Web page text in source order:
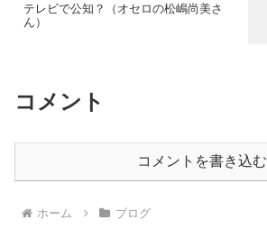
テレビで公知？（オセロの松嶋尚美さ
ん）
コメント
コメントを書き込む
ホーム ブログ